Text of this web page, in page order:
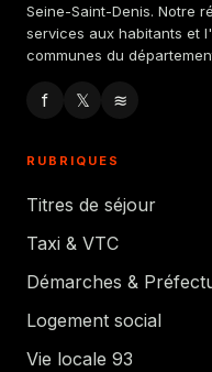
Seine-Saint-Denis. Notre
services aux habitants et
communes du
f 𝕏 ≋
RUBRIQUES
Titres de séjour
Taxi & VTC
Démarches &
Logement social
Vie locale 93